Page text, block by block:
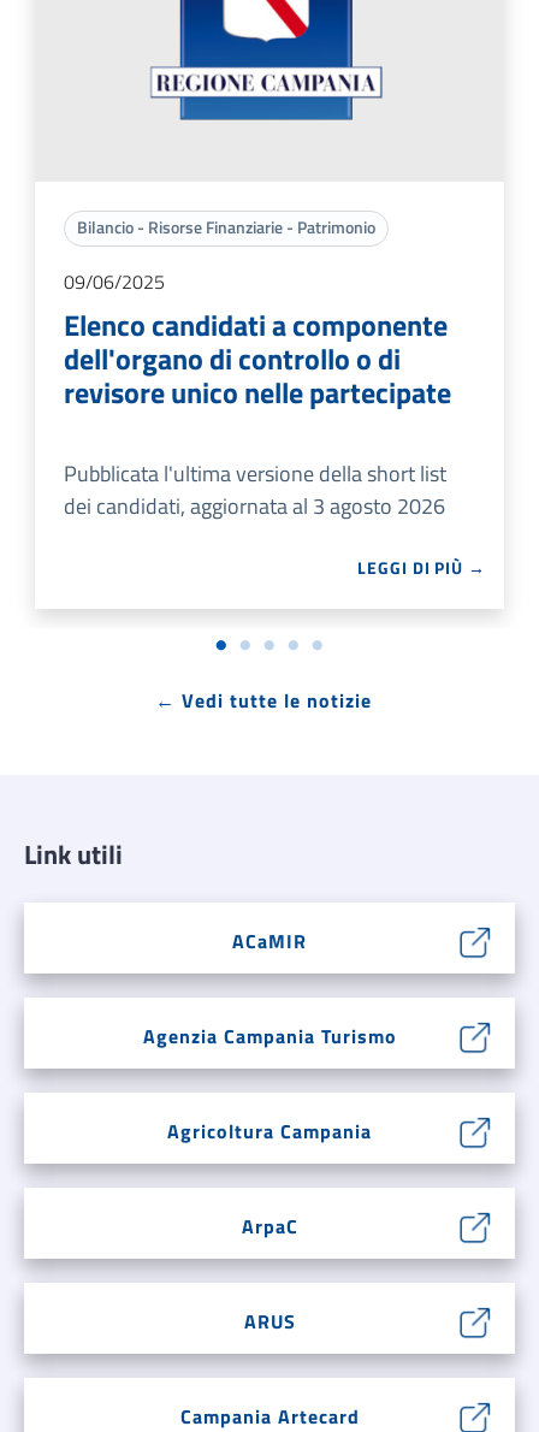
Bilancio - Risorse Finanziarie - Patrimonio
09/06/2025
Elenco candidati a componente
dell'organo di controllo o di
revisore unico nelle partecipate
Pubblicata l'ultima versione della short list
dei candidati, aggiornata al 3 agosto 2026
LEGGI DI PIÙ →
← Vedi tutte le notizie
Link utili
ACaMIR
Agenzia Campania Turismo
Agricoltura Campania
ArpaC
ARUS
Campania Artecard